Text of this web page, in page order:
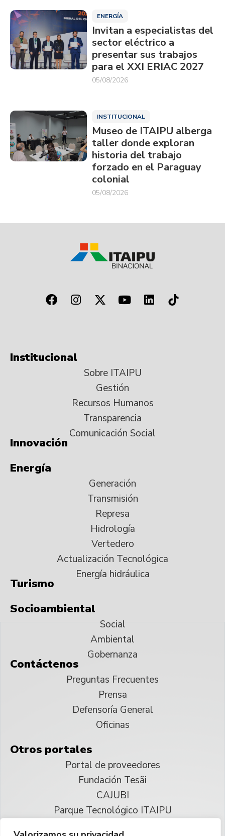
ENERGÍA
Invitan a especialistas del
sector eléctrico a
presentar sus trabajos
para el XXI ERIAC 2027
05/08/2026
INSTITUCIONAL
Museo de ITAIPU alberga
taller donde exploran
historia del trabajo
forzado en el Paraguay
colonial
05/08/2026
Institucional
Sobre ITAIPU
Gestión
Recursos Humanos
Transparencia
Comunicación Social
Innovación
Energía
Generación
Transmisión
Represa
Hidrología
Vertedero
Actualización Tecnológica
Energía hidráulica
Turismo
Socioambiental
Social
Ambiental
Gobernanza
Contáctenos
Preguntas Frecuentes
Prensa
Defensoría General
Oficinas
Otros portales
Portal de proveedores
Fundación Tesãi
CAJUBI
Parque Tecnológico ITAIPU